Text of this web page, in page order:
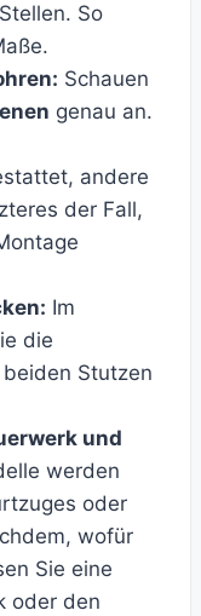
So
Schauen
genau an.
andere
der Fall,
Im
die
Stutzen
und
werden
oder
wofür
Sie eine
oder den